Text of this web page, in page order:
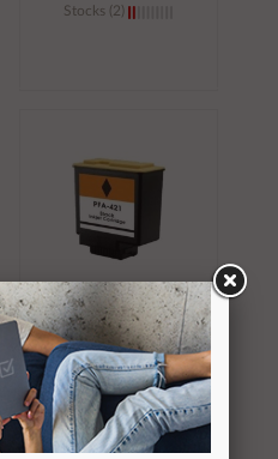
Stocks (2)
Tinta genérica para
PHILIPS PFA-421
Negro
12,80 €